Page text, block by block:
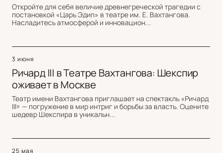
Откройте для себя величие древнегреческой трагедии с
постановкой «Царь Эдип» в театре им. Е. Вахтангова.
Насладитесь атмосферой и инновацион...
3 июня
Ричард III в Театре Вахтангова: Шекспир
оживает в Москве
Театр имени Вахтангова приглашает на спектакль «Ричард
III» — погружение в мир интриг и борьбы за власть. Оцените
шедевр Шекспира в уникальн...
25 мая